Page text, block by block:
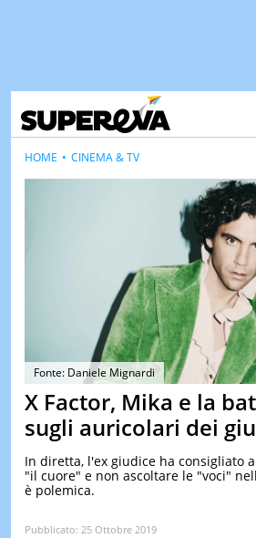
Fonte: Daniele Mignardi
X Factor, Mika e la
sugli auricolari dei
In diretta, l'ex giudice ha consigliato
"il cuore" e non ascoltare le "voci"
è polemica.
Pubblicato: 25 Ottobre 2019
HOME CINEMA & TV